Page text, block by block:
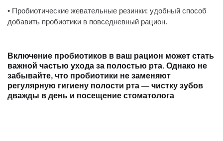
• Пробиотические жевательные резинки: удобный способ
добавить пробиотики в повседневный рацион.
Включение пробиотиков в ваш рацион может стать
важной частью ухода за полостью рта. Однако не
забывайте, что пробиотики не заменяют
регулярную гигиену полости рта — чистку зубов
дважды в день и посещение стоматолога